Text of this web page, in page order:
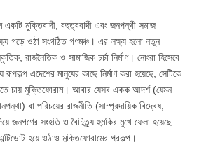
একটি মুক্তিবাদী, বহুত্ববাদী এবং জনপন্থী সমাজ
গড়ে ওঠা সংগঠিত গণমঞ্চ। এর লক্ষ্য হলো নতুন
রাজনৈতিক ও সামাজিক চর্চা নির্মাণ। নোংরা হিসেবে
রূপকল্প এদেশের মানুষের কাছে নির্মাণ করা হয়েছে, সেটিকে
চায় মুক্তিফোরাম। আবার যেসব একক আদর্শ (যেমন
বা পরিচয়ের রাজনীতি (সাম্প্রদায়িক বিদ্বেষ,
জনগণের সংহতি ও বৈচিত্র্য হুমকির মুখে ফেলা হয়েছে
হয়ে ওঠাও মুক্তিফোরামের প্রকল্প।